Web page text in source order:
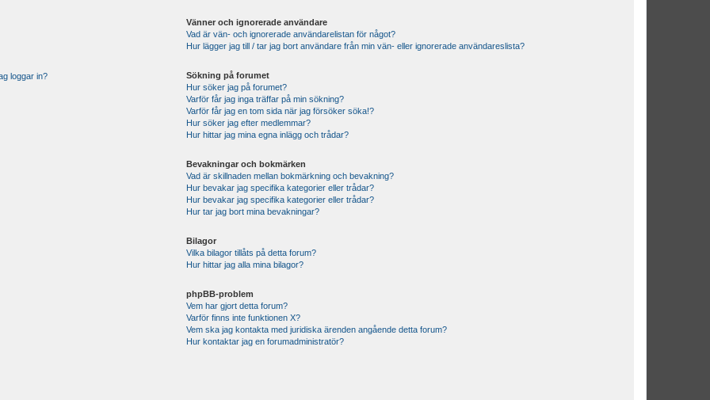
loggar in?
Vänner och ignorerade användare
Vad är vän- och ignorerade användarelistan för något?
Hur lägger jag till / tar jag bort användare från min vän- eller ignorerade användareslista?
Sökning på forumet
Hur söker jag på forumet?
Varför får jag inga träffar på min sökning?
Varför får jag en tom sida när jag försöker söka!?
Hur söker jag efter medlemmar?
Hur hittar jag mina egna inlägg och trådar?
Bevakningar och bokmärken
Vad är skillnaden mellan bokmärkning och bevakning?
Hur bevakar jag specifika kategorier eller trådar?
Hur bevakar jag specifika kategorier eller trådar?
Hur tar jag bort mina bevakningar?
Bilagor
Vilka bilagor tillåts på detta forum?
Hur hittar jag alla mina bilagor?
phpBB-problem
Vem har gjort detta forum?
Varför finns inte funktionen X?
Vem ska jag kontakta med juridiska ärenden angående detta forum?
Hur kontaktar jag en forumadministratör?